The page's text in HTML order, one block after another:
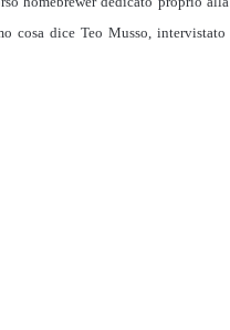
cosa dice Teo Musso, intervistato